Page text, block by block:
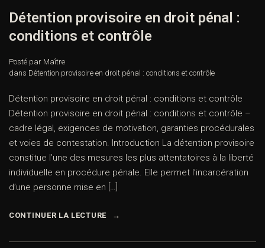
Détention provisoire en droit pénal :
conditions et contrôle
Posté par Maître
dans Détention provisoire en droit pénal : conditions et contrôle
Détention provisoire en droit pénal : conditions et contrôle
Détention provisoire en droit pénal : conditions et contrôle –
cadre légal, exigences de motivation, garanties procédurales
et voies de contestation. Introduction La détention provisoire
constitue l’une des mesures les plus attentatoires à la liberté
individuelle en procédure pénale. Elle permet l’incarcération
d’une personne mise en […]
CONTINUER LA LECTURE